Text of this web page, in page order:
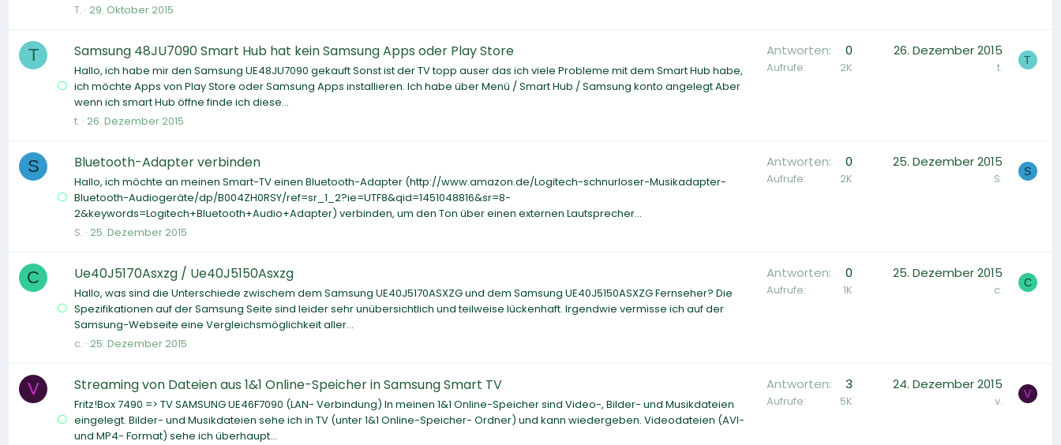
T. 29. Oktober 2015
T Samsung 48JU7090 Smart Hub hat kein Samsung Apps oder Play Store
Hallo, ich habe mir den Samsung UE48JU7090 gekauft Sonst ist der TV topp auser das ich viele Probleme mit dem Smart Hub habe,
ich möchte Apps von Play Store oder Samsung Apps installieren. Ich habe über Menü / Smart Hub / Samsung konto angelegt Aber
wenn ich smart Hub öffne finde ich diese...
t. 26. Dezember 2015
Antworten 0
Aufrufe 2K
26. Dezember 2015
t. T
S Bluetooth-Adapter verbinden
Hallo, ich möchte an meinen Smart-TV einen Bluetooth-Adapter (http://www.amazon.de/Logitech-schnurloser-Musikadapter-
Bluetooth-Audiogeräte/dp/B004ZH0RSY/ref=sr_1_2?ie=UTF8&qid=1451048816&sr=8-
2&keywords=Logitech+Bluetooth+Audio+Adapter) verbinden, um den Ton über einen externen Lautsprecher...
S. 25. Dezember 2015
Antworten 0
Aufrufe 2K
25. Dezember 2015
S. S
C Ue40J5170Asxzg / Ue40J5150Asxzg
Hallo, was sind die Unterschiede zwischem dem Samsung UE40J5170ASXZG und dem Samsung UE40J5150ASXZG Fernseher? Die
Spezifikationen auf der Samsung Seite sind leider sehr unübersichtlich und teilweise lückenhaft. Irgendwie vermisse ich auf der
Samsung-Webseite eine Vergleichsmöglichkeit aller...
c. 25. Dezember 2015
Antworten 0
Aufrufe 1K
25. Dezember 2015
c. C
V Streaming von Dateien aus 1&1 Online-Speicher in Samsung Smart TV
Fritz!Box 7490 => TV SAMSUNG UE46F7090 (LAN- Verbindung) In meinen 1&1 Online-Speicher sind Video-, Bilder- und Musikdateien
eingelegt. Bilder- und Musikdateien sehe ich in TV (unter 1&1 Online-Speicher- Ordner) und kann wiedergeben. Videodateien (AVI-
und MP4- Format) sehe ich überhaupt...
Antworten 3
Aufrufe 5K
24. Dezember 2015
v. V